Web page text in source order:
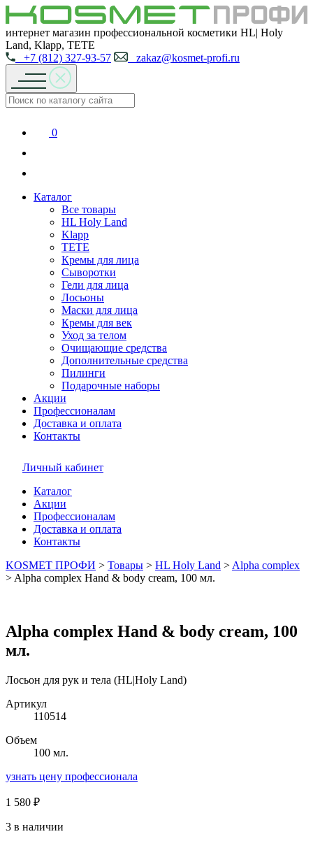
интернет магазин профессиональной косметики HL| Holy
Land, Klapp, TETE
+7 (812) 327-93-57
zakaz@kosmet-profi.ru
0
Каталог
Все товары
HL Holy Land
Klapp
TETE
Кремы для лица
Сыворотки
Гели для лица
Лосьоны
Маски для лица
Кремы для век
Уход за телом
Очищающие средства
Дополнительные средства
Пилинги
Подарочные наборы
Акции
Профессионалам
Доставка и оплата
Контакты
Личный кабинет
Каталог
Акции
Профессионалам
Доставка и оплата
Контакты
KOSMET ПРОФИ > Товары > HL Holy Land > Alpha complex
> Alpha complex Hand & body cream, 100 мл.
Alpha complex Hand & body cream, 100
мл.
Лосьон для рук и тела (HL|Holy Land)
Артикул
110514
Объем
100 мл.
узнать цену профессионала
1 580 ₽
3 в наличии